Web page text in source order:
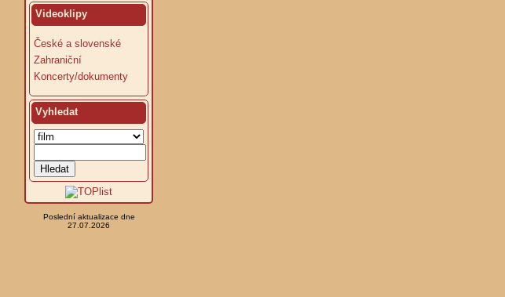
Videoklipy
České a slovenské
Zahraniční
Koncerty/dokumenty
Vyhledat
Poslední aktualizace dne
27.07.2026